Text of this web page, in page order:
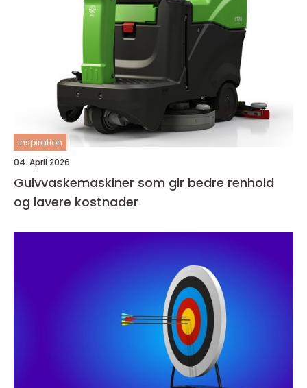
inspiration
04. April 2026
Gulvvaskemaskiner som gir bedre renhold
og lavere kostnader